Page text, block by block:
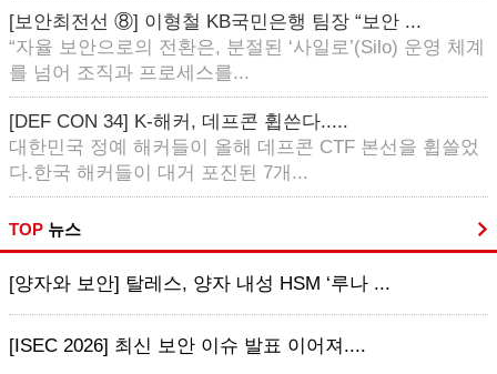
[보안최전선 ⑧] 이형철 KB국민은행 팀장 “보안 ...
“자율 보안으로의 전환은, 분절된 ‘사일로’(Silo) 운영 체계
를 넘어 조직과 프로세스를...
[DEF CON 34] K-해커, 데프콘 휩쓴다.....
대한민국 정예 해커들이 올해 데프콘 CTF 본선을 휩쓸었
다.한국 해커들이 대거 포진된 7개...
TOP 뉴스
[양자와 보안] 탈레스, 양자 내성 HSM ‘루나 ...
[ISEC 2026] 최신 보안 이슈 발표 이어져....